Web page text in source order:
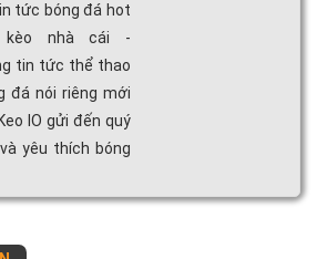
tức bóng đá hot
nhà cái -
tin tức thể thao
đá nói riêng mới
IO gửi đến quý
yêu thích bóng